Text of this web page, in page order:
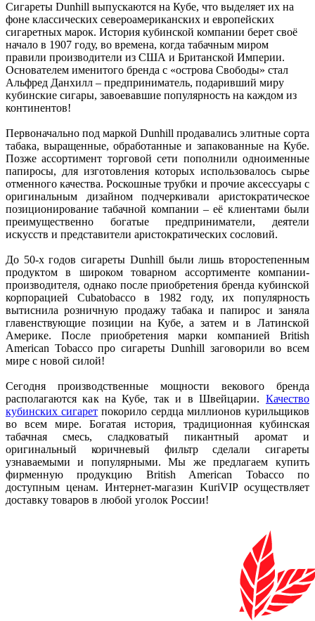
Сигареты Dunhill выпускаются на Кубе, что выделяет их на
фоне классических североамериканских и европейских
сигаретных марок. История кубинской компании берет своё
начало в 1907 году, во времена, когда табачным миром
правили производители из США и Британской Империи.
Основателем именитого бренда с «острова Свободы» стал
Альфред Данхилл – предприниматель, подаривший миру
кубинские сигары, завоевавшие популярность на каждом из
континентов!
Первоначально под маркой Dunhill продавались элитные сорта
табака, выращенные, обработанные и запакованные на Кубе.
Позже ассортимент торговой сети пополнили одноименные
папиросы, для изготовления которых использовалось сырье
отменного качества. Роскошные трубки и прочие аксессуары с
оригинальным дизайном подчеркивали аристократическое
позиционирование табачной компании – её клиентами были
преимущественно богатые предприниматели, деятели
искусств и представители аристократических сословий.
До 50-х годов сигареты Dunhill были лишь второстепенным
продуктом в широком товарном ассортименте компании-
производителя, однако после приобретения бренда кубинской
корпорацией Cubatobacco в 1982 году, их популярность
вытиснила розничную продажу табака и папирос и заняла
главенствующие позиции на Кубе, а затем и в Латинской
Америке. После приобретения марки компанией British
American Tobacco про сигареты Dunhill заговорили во всем
мире с новой силой!
Сегодня производственные мощности векового бренда
располагаются как на Кубе, так и в Швейцарии. Качество
кубинских сигарет покорило сердца миллионов курильщиков
во всем мире. Богатая история, традиционная кубинская
табачная смесь, сладковатый пикантный аромат и
оригинальный коричневый фильтр сделали сигареты
узнаваемыми и популярными. Мы же предлагаем купить
фирменную продукцию British American Tobacco по
доступным ценам. Интернет-магазин KuriVIP осуществляет
доставку товаров в любой уголок России!